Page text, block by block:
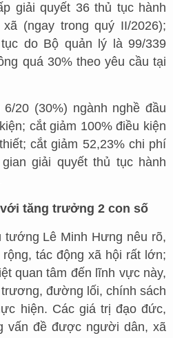
giải quyết 36 thủ tục hành
(ngay trong quý II/2026);
do Bộ quản lý là 99/339
quá 30% theo yêu cầu tại
20 (30%) ngành nghề đầu
cắt giảm 100% điều kiện
cắt giảm 52,23% chi phí
giải quyết thủ tục hành
tăng trưởng 2 con số
tướng Lê Minh Hưng nêu rõ,
tác động xã hội rất lớn;
quan tâm đến lĩnh vực này,
đường lối, chính sách
hiện. Các giá trị đạo đức,
vấn đề được người dân, xã